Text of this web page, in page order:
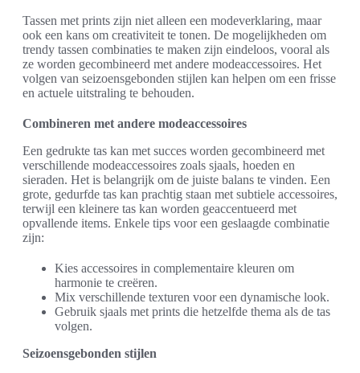
Tassen met prints zijn niet alleen een modeverklaring, maar
ook een kans om creativiteit te tonen. De mogelijkheden om
trendy tassen combinaties te maken zijn eindeloos, vooral als
ze worden gecombineerd met andere modeaccessoires. Het
volgen van seizoensgebonden stijlen kan helpen om een frisse
en actuele uitstraling te behouden.
Combineren met andere modeaccessoires
Een gedrukte tas kan met succes worden gecombineerd met
verschillende modeaccessoires zoals sjaals, hoeden en
sieraden. Het is belangrijk om de juiste balans te vinden. Een
grote, gedurfde tas kan prachtig staan met subtiele accessoires,
terwijl een kleinere tas kan worden geaccentueerd met
opvallende items. Enkele tips voor een geslaagde combinatie
zijn:
Kies accessoires in complementaire kleuren om
harmonie te creëren.
Mix verschillende texturen voor een dynamische look.
Gebruik sjaals met prints die hetzelfde thema als de tas
volgen.
Seizoensgebonden stijlen